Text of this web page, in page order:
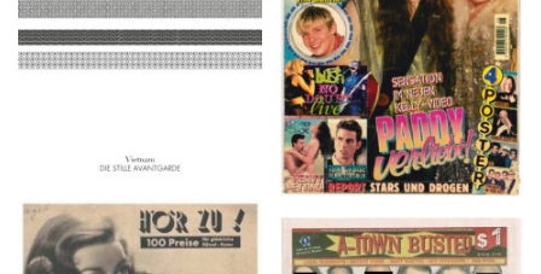
HÖR ZU! – 1949,